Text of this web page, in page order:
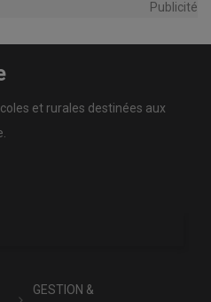
Publicité
et rurales destinées aux
GESTION &